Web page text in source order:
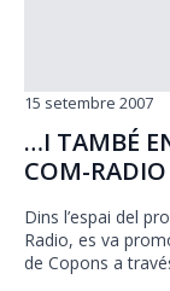
…I TAMBÉ
COM-RADIO
15 setembre 2007
Dins l’espai del
Radio, es va
de Copons a